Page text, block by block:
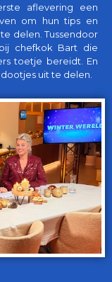
aflevering een
om hun tips en
delen. Tussendoor
chefkok Bart die
toetje bereidt. En
uit te delen.